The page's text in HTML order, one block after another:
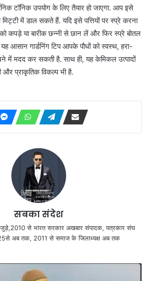
टॉनिक उपयोग के लिए तैयार हो जाएगा. आप इसे
में डाल सकते हैं. यदि इसे पत्तियों पर स्प्रे करना
कपड़े या बारीक छन्नी से छान लें और फिर स्प्रे बोतल
आसान गार्डनिंग टिप आपके पौधों को स्वस्थ, हरा-
में मदद कर सकती है. साथ ही, यह केमिकल उत्पादों
प्राकृतिक विकल्प भी है.
सबका संदेश
से भारत सरकार अखबार संपादक, पत्रकार संघ
अब तक, 2011 से समाज के जिलाध्यक्ष अब तक